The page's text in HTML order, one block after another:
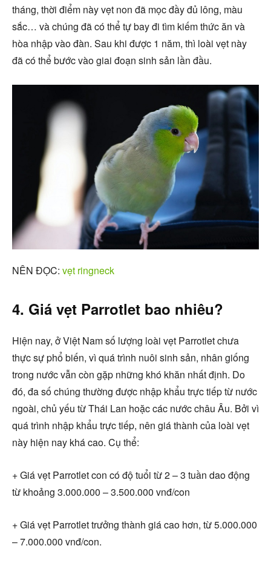
tháng, thời điểm này vẹt non đã mọc đầy đủ lông, màu
sắc… và chúng đã có thể tự bay đi tìm kiếm thức ăn và
hòa nhập vào đàn. Sau khi được 1 năm, thì loài vẹt này
đã có thể bước vào giai đoạn sinh sản lần đầu.
NÊN ĐỌC: vẹt ringneck
4. Giá vẹt Parrotlet bao nhiêu?
Hiện nay, ở Việt Nam số lượng loài vẹt Parrotlet chưa
thực sự phổ biến, vì quá trình nuôi sinh sản, nhân giống
trong nước vẫn còn gặp những khó khăn nhất định. Do
đó, đa số chúng thường được nhập khẩu trực tiếp từ nước
ngoài, chủ yếu từ Thái Lan hoặc các nước châu Âu. Bởi vì
quá trình nhập khẩu trực tiếp, nên giá thành của loài vẹt
này hiện nay khá cao. Cụ thể:
+ Giá vẹt Parrotlet con có độ tuổi từ 2 – 3 tuần dao động
từ khoảng 3.000.000 – 3.500.000 vnđ/con
+ Giá vẹt Parrotlet trưởng thành giá cao hơn, từ 5.000.000
– 7.000.000 vnđ/con.